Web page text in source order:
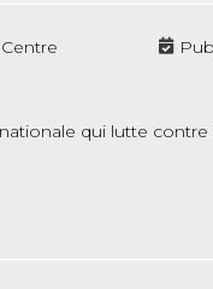
Centre
qui lutte contre